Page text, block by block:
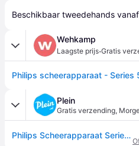
Beschikbaar tweedehands vanaf
Wehkamp
Laagste prijs·Gratis
Plein
Gratis verzending,
Philips Scheerapparaat Series 5000 S5887/50